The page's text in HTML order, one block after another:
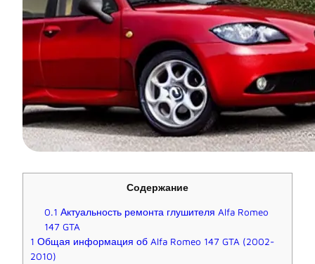
Содержание
0.1 Актуальность ремонта глушителя Alfa Romeo
147 GTA
1 Общая информация об Alfa Romeo 147 GTA (2002-
2010)